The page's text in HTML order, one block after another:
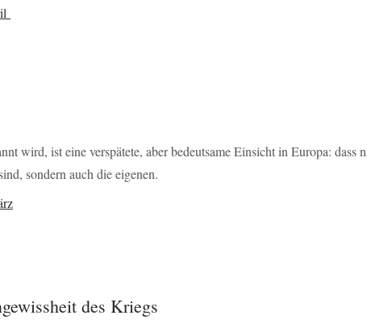
wird, ist eine verspätete, aber bedeutsame Einsicht in Europa: dass
sondern auch die eigenen.
des Kriegs